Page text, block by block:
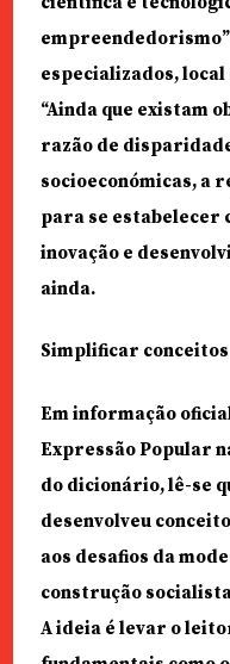
especializados,
“Ainda que existam
razão de
socioeconómicas, a
para se estabelecer
inovação e
ainda.
Simplificar conceitos
Em informação
Expressão Popular
do dicionário, lê-se
desenvolveu
aos desafios da
construção
A ideia é levar o